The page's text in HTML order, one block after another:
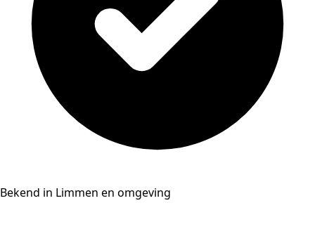
Bekend in Limmen en omgeving